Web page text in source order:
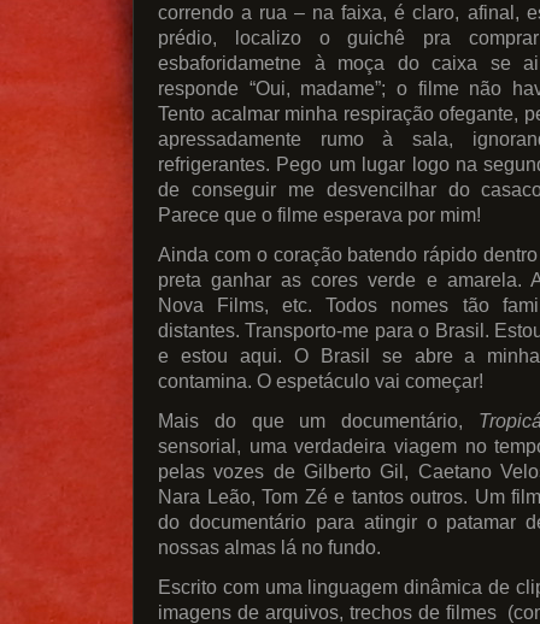
correndo a rua – na faixa, é claro, afinal,
prédio, localizo o guichê pra
esbaforidametne à moça do caixa se
responde “Oui, madame”; o filme não
Tento acalmar minha respiração ofegante,
apressadamente rumo à sala,
refrigerantes. Pego um lugar logo na
de conseguir me desvencilhar do
Parece que o filme esperava por mim!
Ainda com o coração batendo rápido
preta ganhar as cores verde e amarela.
Nova Films, etc. Todos nomes tão
distantes. Transporto-me para o Brasil.
e estou aqui. O Brasil se abre a
contamina. O espetáculo vai começar!
Mais do que um documentário,
sensorial, uma verdadeira viagem no
pelas vozes de Gilberto Gil, Caetano
Nara Leão, Tom Zé e tantos outros. Um
do documentário para atingir o patamar
nossas almas lá no fundo.
Escrito com uma linguagem dinâmica de
imagens de arquivos, trechos de filmes